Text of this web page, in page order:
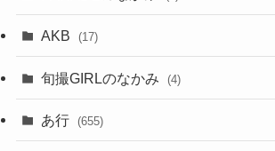
AKB (17)
旬撮GIRLのなかみ (4)
あ行 (655)